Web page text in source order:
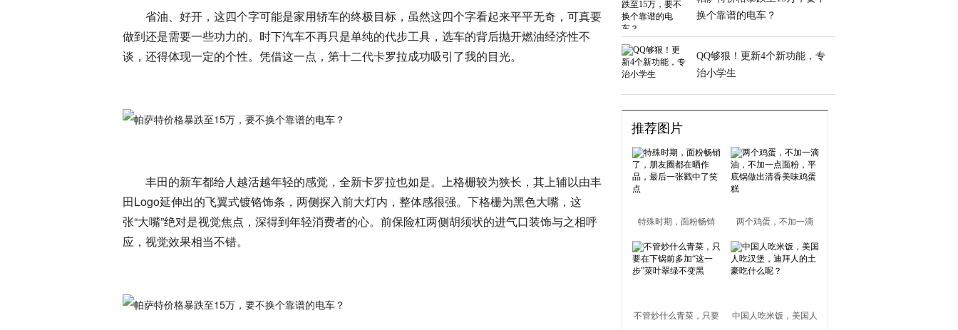
省油、好开，这四个字可能是家用轿车的终极目标，虽然这四个字看起来平平无奇，可真要
做到还是需要一些功力的。时下汽车不再只是单纯的代步工具，选车的背后抛开燃油经济性不
谈，还得体现一定的个性。凭借这一点，第十二代卡罗拉成功吸引了我的目光。
丰田的新车都给人越活越年轻的感觉，全新卡罗拉也如是。上格栅较为狭长，其上辅以由丰
田Logo延伸出的飞翼式镀铬饰条，两侧探入前大灯内，整体感很强。下格栅为黑色大嘴，这
张“大嘴”绝对是视觉焦点，深得到年轻消费者的心。前保险杠两侧胡须状的进气口装饰与之相呼
应，视觉效果相当不错。
换个靠谱的电车？
QQ够狠！更新4个新功能，专
治小学生
推荐图片
特殊时期，面粉畅销
了，朋友圈都在晒作
品，最后一张戳中了笑
两个鸡蛋，不加一滴
油，不加一点面粉，平
底锅做出清香美味鸡蛋
不管炒什么青菜，只要 中国人吃米饭，美国人